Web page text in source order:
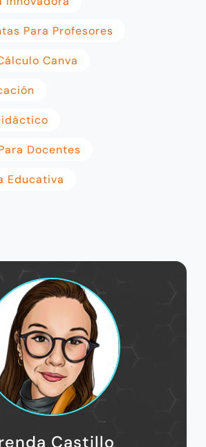
Para Profesores
Canva
Docentes
Educativa
Castillo